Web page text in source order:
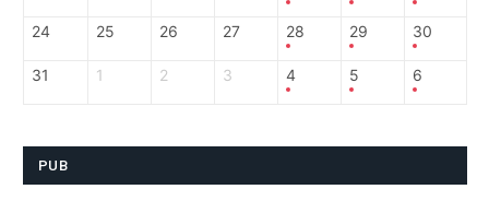
24 25 26 27 28 29 30
31 1 2 3 4 5 6
PUB